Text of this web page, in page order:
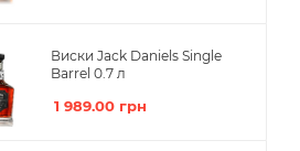
Виски Jack Daniels Single
Barrel 0.7 л
1 989.00 грн